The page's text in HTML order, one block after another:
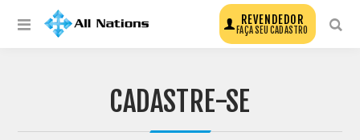
REVENDEDOR
FAÇA SEU CADASTRO
CADASTRE-SE